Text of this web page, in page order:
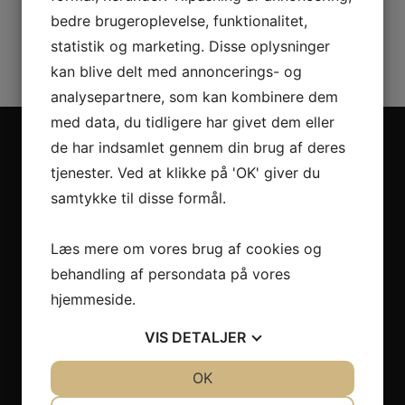
ca. én uge.
UNIKFOOD
UNIK FOOD er primært økologisk – dvs. over 90% af de
fødevarespecialister inden for glutenfri og vegansk
superfood samt en lang række gastronomiske produkter
med høj kvalitet.
bedre brugeroplevelse, funktionalitet,
statistik og marketing. Disse oplysninger
kan blive delt med annoncerings- og
analysepartnere, som kan kombinere dem
med data, du tidligere har givet dem eller
de har indsamlet gennem din brug af deres
tjenester. Ved at klikke på 'OK' giver du
samtykke til disse formål.
Læs mere om vores brug af cookies og
behandling af persondata på vores
hjemmeside.
VIS DETALJER
OK